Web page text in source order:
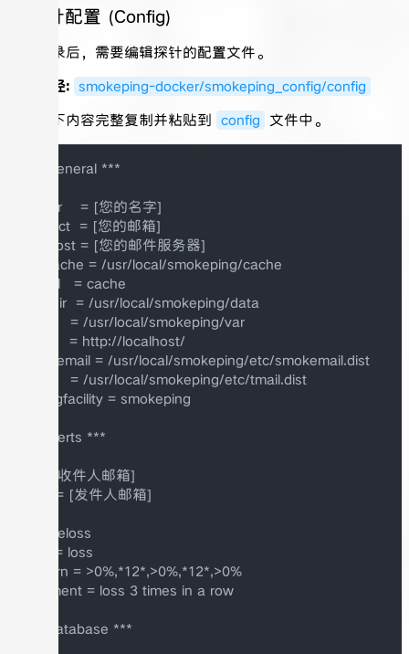
3. 探针配置 (Config)
进入目录后，需要编辑探针的配置文件。
文件路径: smokeping-docker/smokeping_config/config
请将以下内容完整复制并粘贴到 config 文件中。
*** General ***
owner    = [您的名字]
contact  = [您的邮箱]
mailhost = [您的邮件服务器]
imgcache = /usr/local/smokeping/cache
imgurl   = cache
datadir  = /usr/local/smokeping/data
piddir   = /usr/local/smokeping/var
cgiurl   = http://localhost/
smokemail = /usr/local/smokeping/etc/smokemail.dist
tmail    = /usr/local/smokeping/etc/tmail.dist
syslogfacility = smokeping
*** Alerts ***
to = [收件人邮箱]
from = [发件人邮箱]
+someloss
type = loss
pattern = >0%,*12*,>0%,*12*,>0%
comment = loss 3 times in a row
*** Database ***